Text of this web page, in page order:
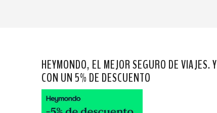
HEYMONDO, EL MEJOR SEGURO DE VIAJES. Y
CON UN 5% DE DESCUENTO